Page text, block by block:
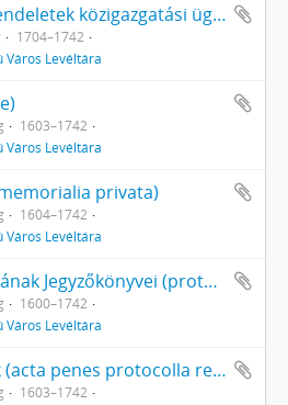
Helytartótanácsi rendeletek közigazgatási ügyekben (initimata Consiliae Regiae Lucumtenentialiae Hungariae in politics)
1704–1742
Város Levéltára
1603–1742
Város Levéltára
privata)
1604–1742
Város Levéltára
Győr Város Tanácsának Jegyzőkönyvei (protocolla ordinaria Civitas Jauriensis)
1600–1742
Város Levéltára
Jegyzőkönyvi iratok (acta penes protocolla reperta)
1603–1742